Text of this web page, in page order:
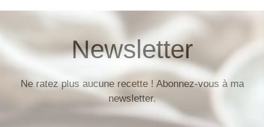
Newsletter
Ne ratez plus aucune recette ! Abonnez-vous à ma
newsletter.